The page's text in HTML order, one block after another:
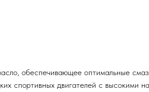
обеспечивающее оптимальные
спортивных двигателей с высокими